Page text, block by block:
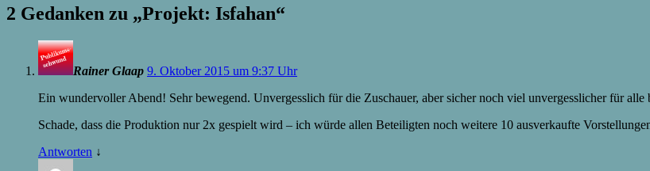
2 Gedanken zu „Projekt: Isfahan“
Rainer Glaap 9. Oktober 2015 um 9:37 Uhr
Ein wundervoller Abend! Sehr bewegend. Unvergesslich für die Zuschauer, aber sicher noch viel unvergesslicher für
Schade, dass die Produktion nur 2x gespielt wird – ich würde allen Beteiligten noch weitere 10 ausverkaufte
Antworten ↓